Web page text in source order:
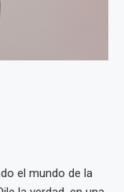
el mundo de la